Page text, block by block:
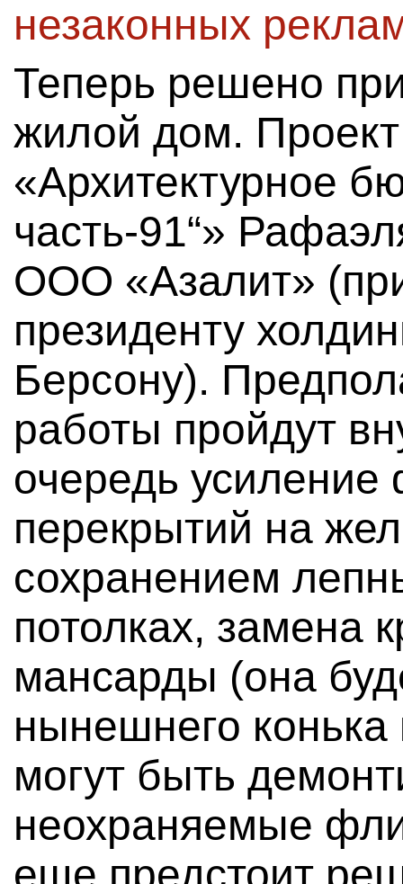
незаконных
Теперь решено
жилой дом.
«Архитектурное
часть-91“»
ООО «Азалит»
президенту
Берсону).
работы пройдут
очередь
перекрытий на
сохранением
потолках, замена
мансарды (она
нынешнего
могут быть
неохраняемые